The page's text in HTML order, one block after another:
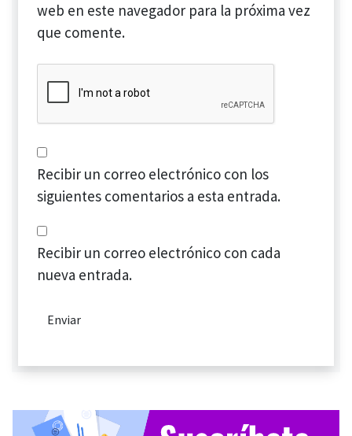
web en este navegador para la próxima vez
que comente.
Recibir un correo electrónico con los
siguientes comentarios a esta entrada.
Recibir un correo electrónico con cada
nueva entrada.